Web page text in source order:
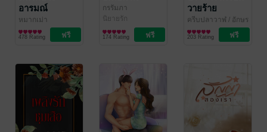
อารมณ์
หมากเม่า
นิยายชีวิต/ดรามา
478 Rating
กรรัมภา
นิยายรัก
174 Rating
วายร้าย
ครีบปลาวาฬ / อักษร
ชวนฝัน
นิยายโรมานซ์
203 Rating